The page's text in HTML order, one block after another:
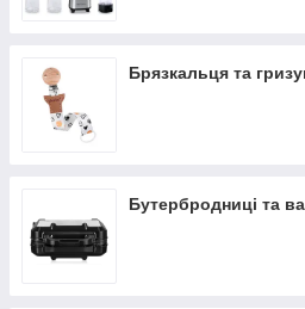
Брязкальця та
Бутербродниці та